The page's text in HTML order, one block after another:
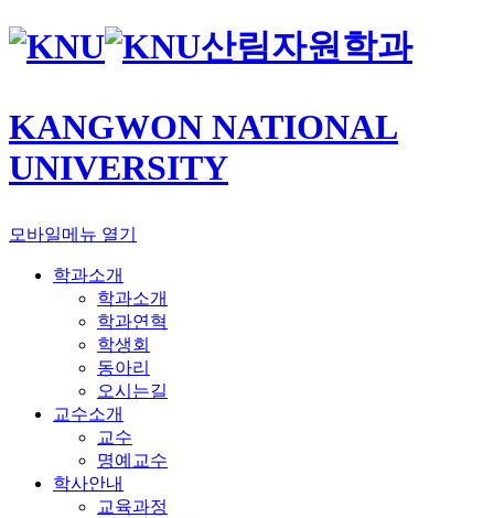
산림자원학과
KANGWON NATIONAL
UNIVERSITY
모바일메뉴 열기
학과소개
학과소개
학과연혁
학생회
동아리
오시는길
교수소개
교수
명예교수
학사안내
교육과정